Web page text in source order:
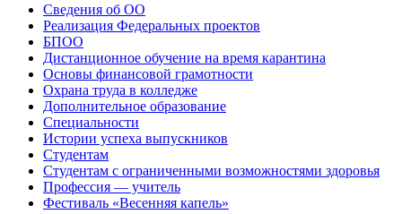
Сведения об ОО
Реализация Федеральных проектов
БПОО
Дистанционное обучение на время карантина
Основы финансовой грамотности
Охрана труда в колледже
Дополнительное образование
Специальности
Истории успеха выпускников
Студентам
Студентам с ограниченными возможностями здоровья
Профессия — учитель
Фестиваль «Весенняя капель»